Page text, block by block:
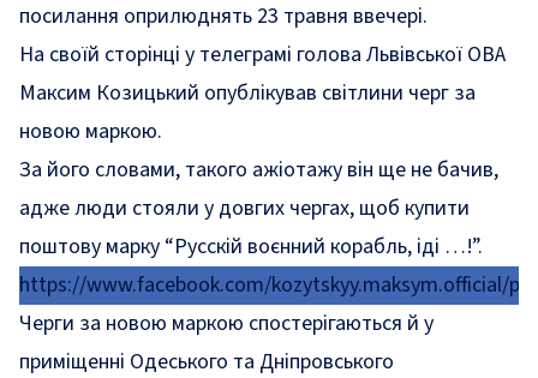
посилання оприлюднять 23 травня ввечері.
На своїй сторінці у телеграмі голова Львівської ОВА
Максим Козицький опублікував світлини черг за
новою маркою.
За його словами, такого ажіотажу він ще не бачив,
адже люди стояли у довгих чергах, щоб купити
поштову марку “Русскій воєнний корабль, іді …!”.
https://www.facebook.com/kozytskyy.maksym.official/
Черги за новою маркою спостерігаються й у
приміщенні Одеського та Дніпровського